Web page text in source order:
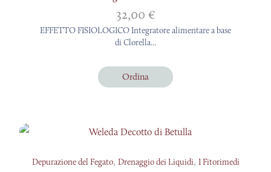
32,00 €
EFFETTO FISIOLOGICO Integratore alimentare a base
di Clorella...
Ordina
Depurazione del Fegato, Drenaggio dei Liquidi, I Fitorimedi